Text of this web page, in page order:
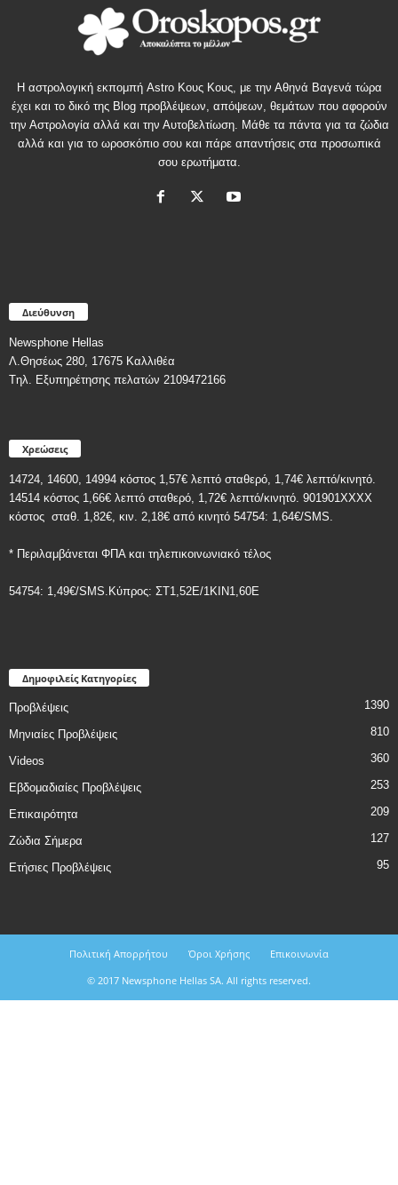
Η αστρολογική εκπομπή Astro Κους Κους, με την Αθηνά Βαγενά τώρα
έχει και το δικό της Blog προβλέψεων, απόψεων, θεμάτων που αφορούν
την Αστρολογία αλλά και την Αυτοβελτίωση. Μάθε τα πάντα για τα ζώδια
αλλά και για το ωροσκόπιο σου και πάρε απαντήσεις στα προσωπικά
σου ερωτήματα.
Διεύθυνση
Newsphone Hellas
Λ.Θησέως 280, 17675 Καλλιθέα
Tηλ. Εξυπηρέτησης πελατών 2109472166
Χρεώσεις
14724, 14600, 14994 κόστος 1,57€ λεπτό σταθερό, 1,74€ λεπτό/κινητό.
14514 κόστος 1,66€ λεπτό σταθερό, 1,72€ λεπτό/κινητό. 901901ΧΧΧΧ
κόστος σταθ. 1,82€, κιν. 2,18€ από κινητό 54754: 1,64€/SMS.
* Περιλαμβάνεται ΦΠΑ και τηλεπικοινωνιακό τέλος
54754: 1,49€/SMS.Κύπρος: ΣT1,52E/1KIN1,60E
Δημοφιλείς Κατηγορίες
Προβλέψεις 1390
Μηνιαίες Προβλέψεις 810
Videos 360
Εβδομαδιαίες Προβλέψεις 253
Επικαιρότητα 209
Ζώδια Σήμερα 127
Ετήσιες Προβλέψεις 95
Πολιτική Απορρήτου Όροι Χρήσης
Επικοινωνία
© 2017 Newsphone Hellas SA. All rights reserved.